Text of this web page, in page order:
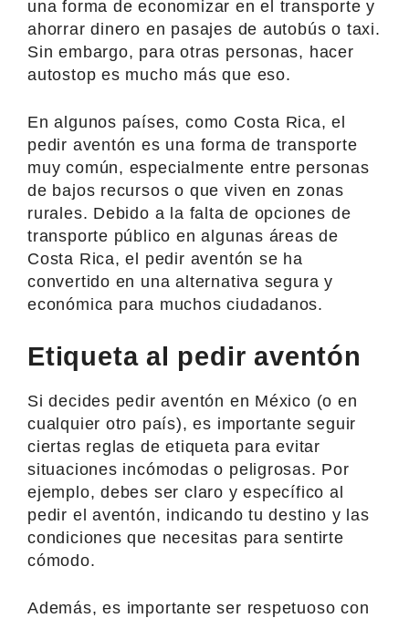
una forma de economizar en el transporte y
ahorrar dinero en pasajes de autobús o taxi.
Sin embargo, para otras personas, hacer
autostop es mucho más que eso.
En algunos países, como Costa Rica, el
pedir aventón es una forma de transporte
muy común, especialmente entre personas
de bajos recursos o que viven en zonas
rurales. Debido a la falta de opciones de
transporte público en algunas áreas de
Costa Rica, el pedir aventón se ha
convertido en una alternativa segura y
económica para muchos ciudadanos.
Etiqueta al pedir aventón
Si decides pedir aventón en México (o en
cualquier otro país), es importante seguir
ciertas reglas de etiqueta para evitar
situaciones incómodas o peligrosas. Por
ejemplo, debes ser claro y específico al
pedir el aventón, indicando tu destino y las
condiciones que necesitas para sentirte
cómodo.
Además, es importante ser respetuoso con